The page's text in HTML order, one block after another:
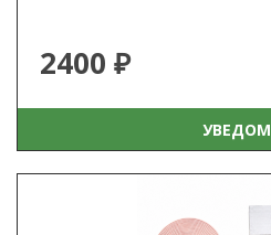
2400 ₽